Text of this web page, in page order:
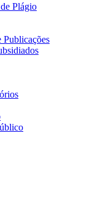
Plágio
Publicações